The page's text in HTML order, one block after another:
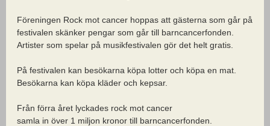
Föreningen Rock mot cancer hoppas att gästerna som går på
festivalen skänker pengar som går till barncancerfonden.
Artister som spelar på musikfestivalen gör det helt gratis.
På festivalen kan besökarna köpa lotter och köpa en mat.
Besökarna kan köpa kläder och kepsar.
Från förra året lyckades rock mot cancer
samla in över 1 miljon kronor till barncancerfonden.